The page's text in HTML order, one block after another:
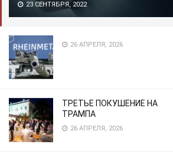
23 СЕНТЯБРЯ, 2022
26 АПРЕЛЯ, 2026
ТРЕТЬЕ ПОКУШЕНИЕ НА
ТРАМПА
26 АПРЕЛЯ, 2026